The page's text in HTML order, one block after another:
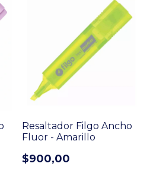
Resaltador Filgo Ancho
Fluor - Amarillo
$900,00